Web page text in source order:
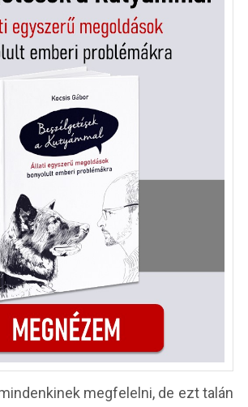
megfelelni, de ezt talán